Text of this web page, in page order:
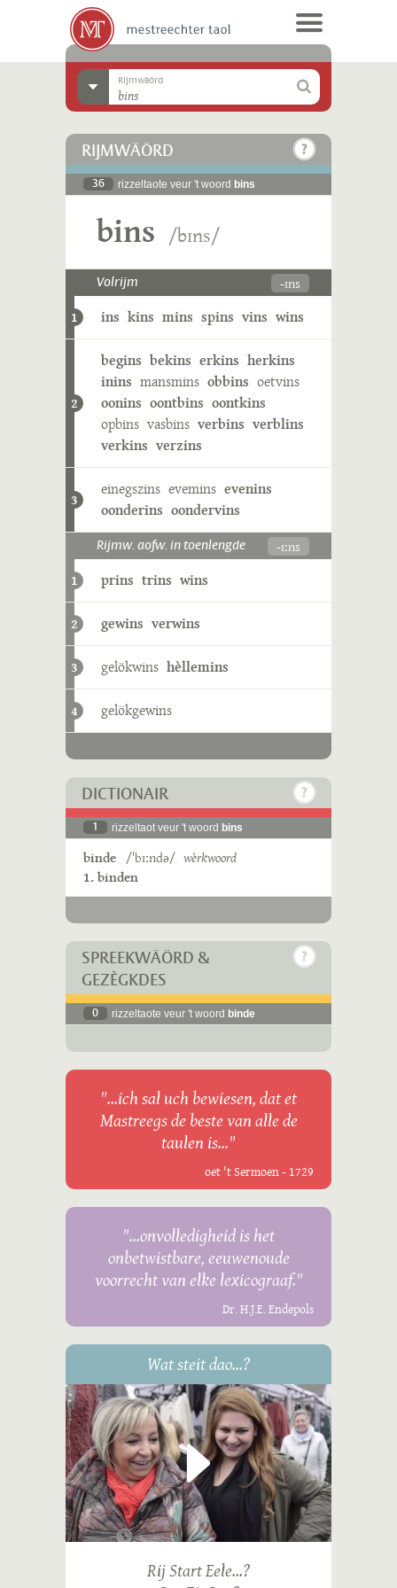
Rijmwäörd
RIJMWÄÖRD
36 rizzeltaote veur 't woord bins
bins /bɪns/
Volrijm -ɪns
1 ins kins mins spins vins wins
2
begins bekins erkins herkins
inins mansmins obbins oetvins
oonins oontbins oontkins
opbins vasbins verbins verblins
verkins verzins
3
einegszins evemins evenins
oonderins oondervins
Rijmw. aofw. in toenlengde -ɪːns
1 prins trins wins
2 gewins verwins
3 gelökwins hèllemins
4 gelökgewins
DICTIONAIR
1 rizzeltaot veur 't woord bins
binde /ˈbɪːndə/ wèrkwoord
1. binden
SPREEKWÄÖRD &
GEZÈGKDES
0 rizzeltaote veur 't woord binde
"...ich sal uch bewiesen, dat et
Mastreegs de beste van alle de
taulen is..."
oet 't Sermoen - 1729
"...onvolledigheid is het
onbetwistbare, eeuwenoude
voorrecht van elke lexicograaf."
Dr. H.J.E. Endepols
Wat steit dao...?
Rij Start Eele...?